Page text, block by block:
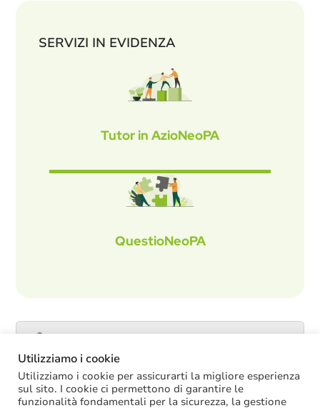
SERVIZI IN EVIDENZA
Tutor in AzioNeoPA
QuestioNeoPA
Utilizziamo i cookie
Utilizziamo i cookie per assicurarti la migliore esperienza
sul sito. I cookie ci permettono di garantire le
funzionalità fondamentali per la sicurezza, la gestione